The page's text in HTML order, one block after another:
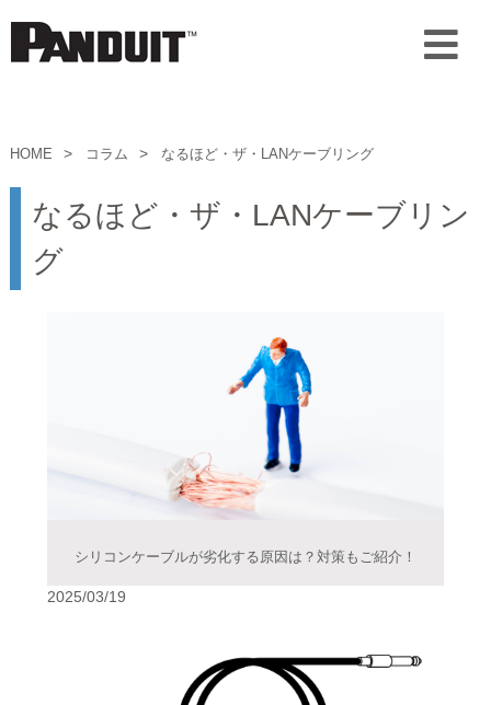
HOME コラム なるほど・ザ・LANケーブリング
なるほど・ザ・LANケーブリン
グ
シリコンケーブルが劣化する原因は？対策もご紹介！
2025/03/19